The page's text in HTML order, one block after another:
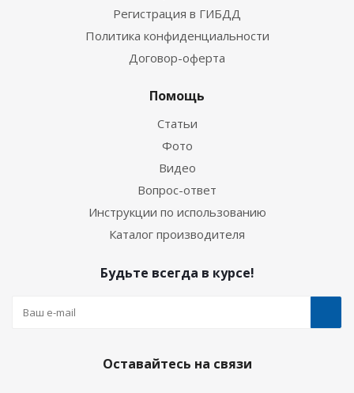
Регистрация в ГИБДД
Политика конфиденциальности
Договор-оферта
Помощь
Статьи
Фото
Видео
Вопрос-ответ
Инструкции по использованию
Каталог производителя
Будьте всегда в курсе!
Оставайтесь на связи